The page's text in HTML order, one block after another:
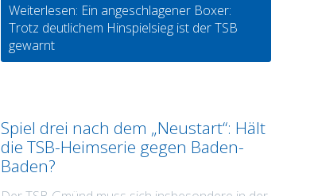
Weiterlesen: Ein angeschlagener Boxer:
Trotz deutlichem Hinspielsieg ist der TSB
gewarnt
Spiel drei nach dem „Neustart“: Hält
die TSB-Heimserie gegen Baden-
Baden?